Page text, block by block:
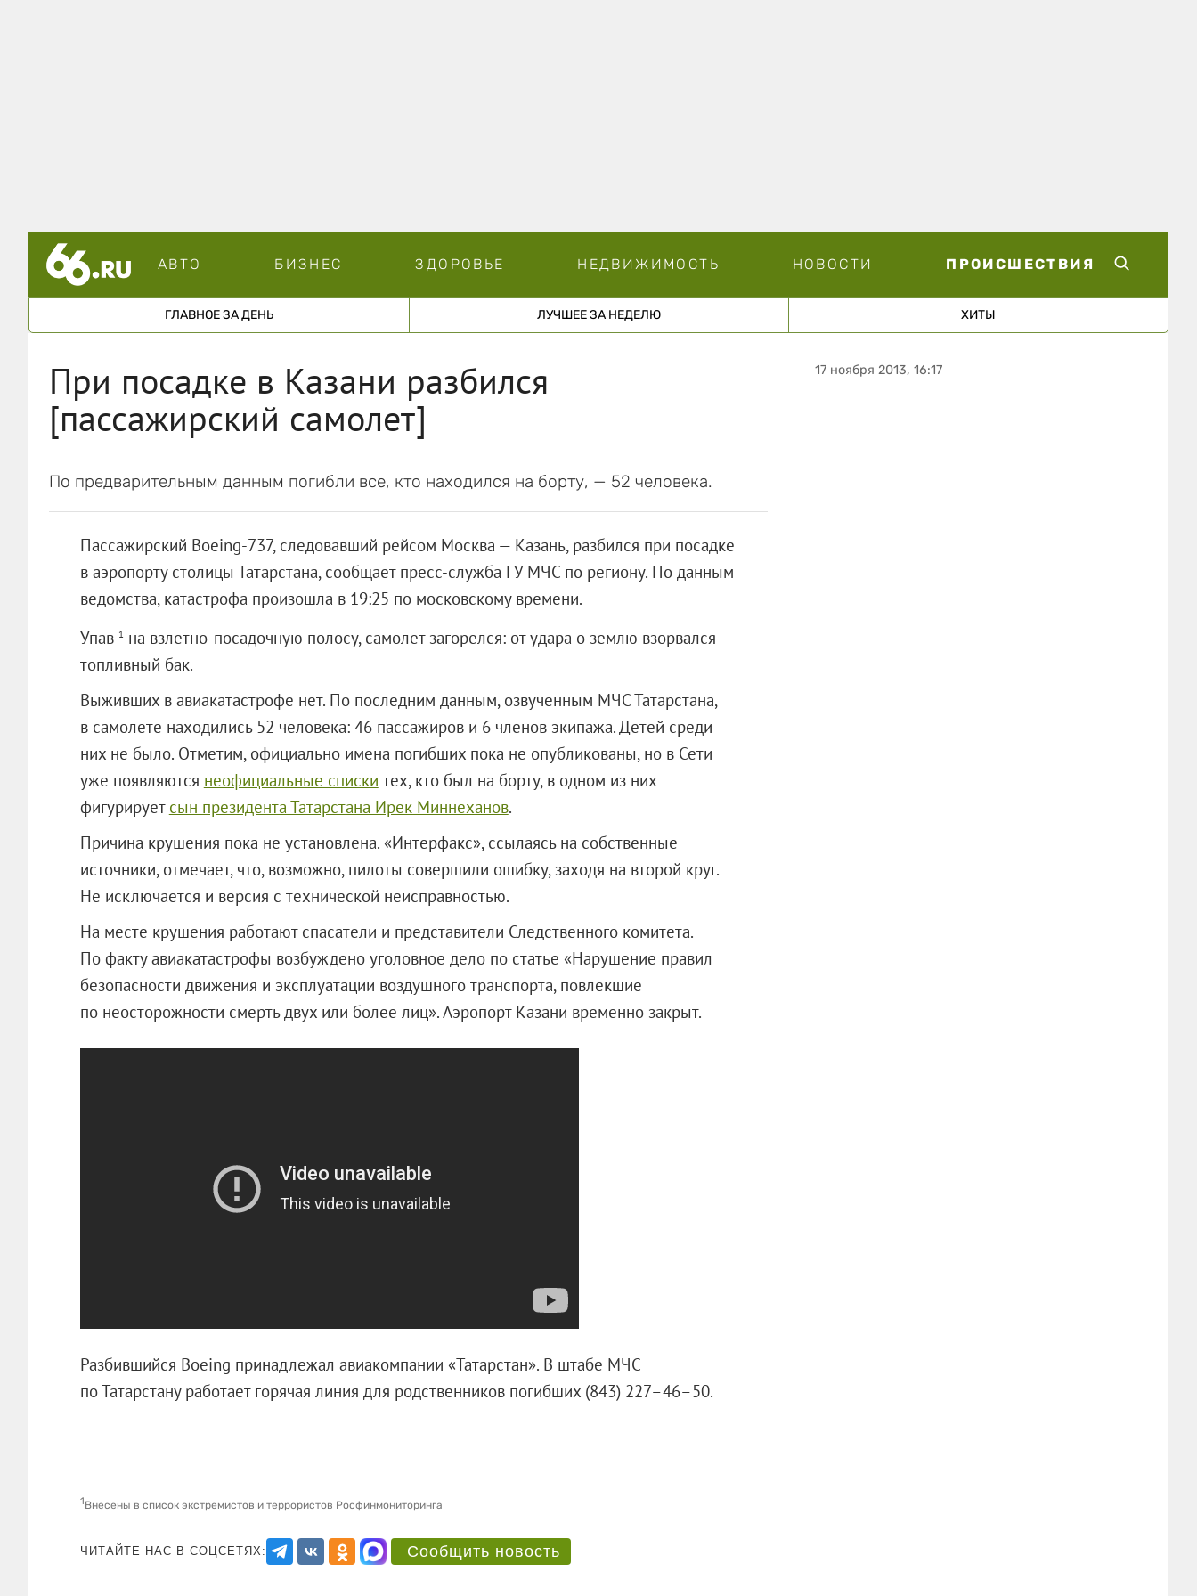
АВТО БИЗНЕС ЗДОРОВЬЕ НЕДВИЖИМОСТЬ НОВОСТИ ПРОИСШЕСТВИЯ
ГЛАВНОЕ ЗА ДЕНЬ ЛУЧШЕЕ ЗА НЕДЕЛЮ ХИТЫ
При посадке в Казани разбился
[пассажирский самолет]
По предварительным данным погибли все, кто находился на борту, — 52 человека.
Пассажирский Boeing-737, следовавший рейсом Москва — Казань, разбился при посадке
в аэропорту столицы Татарстана, сообщает пресс-служба ГУ МЧС по региону. По данным
ведомства, катастрофа произошла в 19:25 по московскому времени.
Упав 1 на взлетно-посадочную полосу, самолет загорелся: от удара о землю взорвался
топливный бак.
Выживших в авиакатастрофе нет. По последним данным, озвученным МЧС Татарстана,
в самолете находились 52 человека: 46 пассажиров и 6 членов экипажа. Детей среди
них не было. Отметим, официально имена погибших пока не опубликованы, но в Сети
уже появляются неофициальные списки тех, кто был на борту, в одном из них
фигурирует сын президента Татарстана Ирек Миннеханов.
Причина крушения пока не установлена. «Интерфакс», ссылаясь на собственные
источники, отмечает, что, возможно, пилоты совершили ошибку, заходя на второй круг.
Не исключается и версия с технической неисправностью.
На месте крушения работают спасатели и представители Следственного комитета.
По факту авиакатастрофы возбуждено уголовное дело по статье «Нарушение правил
безопасности движения и эксплуатации воздушного транспорта, повлекшие
по неосторожности смерть двух или более лиц». Аэропорт Казани временно закрыт.
Разбившийся Boeing принадлежал авиакомпании «Татарстан». В штабе МЧС
по Татарстану работает горячая линия для родственников погибших (843) 227–46–50.
1Внесены в список экстремистов и террористов Росфинмониторинга
ЧИТАЙТЕ НАС В СОЦСЕТЯХ: Сообщить новость
17 ноября 2013, 16:17